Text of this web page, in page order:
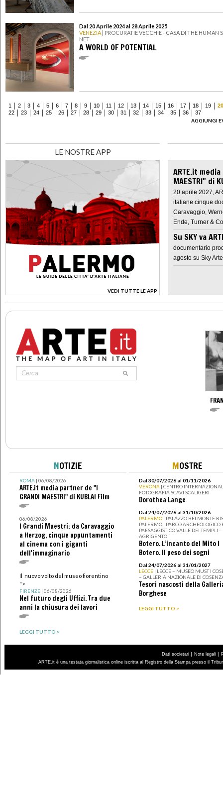
Dal 20 Aprile 2024 al 28 Aprile 2025
VENEZIA | PROCURATIE VECCHIE - CASA DI THE HUMAN
NET
A WORLD OF POTENTIAL
1 2 3 4 5 6 7 8 9 10 11 12 13 14 15 16 17 18 19
20
22
23 24 25 26 27 28 29 30 31 32 33 34 35 36
37
AGGIUNGI
LE NOSTRE APP
VEDI TUTTE LE APP
>
ARTE.it
MAESTRI" di
20 aprile 2027,
italiane cinque
Caravaggio,
Ende, Turner &
Su SKY va
documentario
agosto su Sky Arte
NOTIZIE
ROMA| 06/08/2026
ARTE.it media partner de "I
GRANDI MAESTRI" di KUBLAI Film
06/08/2026
I Grandi Maestri: da Caravaggio
a Herzog, cinque appuntamenti
al cinema con i giganti
dell'immaginario
Il nuovo volto del museo fiorentino
">
FIRENZE| 06/08/2026
Nel futuro degli Uffizi. Tra due
anni la chiusura dei lavori
LEGGI TUTTO >
MOSTRE
Dal 30/07/2026 al 01/11/2026
VERONA | CENTRO
FOTOGRAFIA SCAVI SCALIGERI
Dorothea Lange
Dal 24/07/2026 al 31/10/2026
PALERMO | PALAZZO BELMONTE
PALERMO I PARCO ARCHEOLOGICO
PAESAGGISTICO VALLE DEI TEMPLI -
AGRIGENTO
Botero. L’incanto del Mito I
Botero. Il peso dei sogni
Dal 24/07/2026 al 31/01/2027
LECCE | LECCE – MUSEO MUST I
– GALLERIA NAZIONALE DI
Tesori nascosti della
Borghese
LEGGI TUTTO >
Dati societari | Note legali |
ARTE.it è una testata giornalistica online iscritta al Registro della Stampa presso il